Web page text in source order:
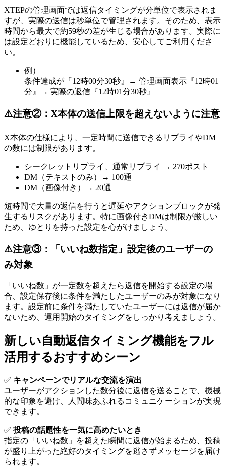
XTEPの管理画面では返信タイミングが分単位で表示されま
すが、実際の送信は秒単位で管理されます。そのため、表示
時間から最大で約59秒の差が生じる場合があります。実際に
は設定どおりに機能しているため、安心してご利用くださ
い。
例）
条件達成が『12時00分30秒』→ 管理画面表示『12時01
分』→ 実際の返信『12時01分30秒』
⚠️注意②：X本体の送信上限を超えないように注意
X本体の仕様により、一定時間に送信できるリプライやDM
の数には制限があります。
シークレットリプライ、通常リプライ → 270ポスト
DM（テキストのみ）→ 100通
DM（画像付き）→ 20通
短時間で大量の返信を行うと遅延やアクションブロックが発
生するリスクがあります。特に画像付きDMは制限が厳しい
ため、ゆとりを持った設定を心がけましょう。
⚠️注意③：「いいね数指定」設定後のユーザーの
み対象
「いいね数」が一定数を超えたら返信を開始する設定の場
合、設定保存後に条件を満たしたユーザーのみが対象になり
ます。設定前に条件を満たしていたユーザーには返信が届か
ないため、運用開始のタイミングをしっかり考えましょう。
新しい自動返信タイミング機能をフル
活用するおすすめシーン
✅ キャンペーンでリアルな交流を演出
ユーザーがアクションした数分後に返信を送ることで、機械
的な印象を避け、人間味あふれるコミュニケーションが実現
できます。
✅投稿の話題性を一気に高めたいとき
指定の「いいね数」を超えた瞬間に返信が始まるため、投稿
が盛り上がった絶好のタイミングを逃さずメッセージを届け
られます。